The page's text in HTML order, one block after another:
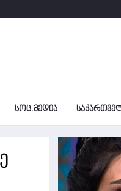
ᲡᲝᲪ.ᲛᲔᲓᲘᲐ